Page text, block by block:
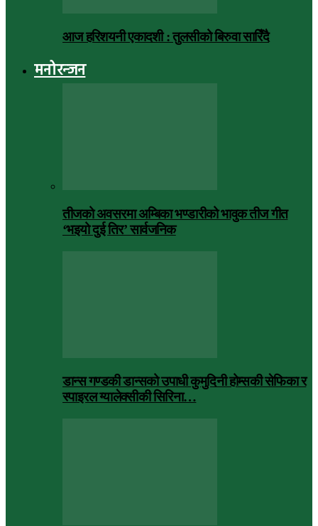
आज हरिशयनी एकादशी : तुलसीको बिरुवा सारिँदै
मनोरन्जन
तीजको अवसरमा अम्बिका भण्डारीको भावुक तीज गीत
‘भइयो दुई तिर’ सार्वजनिक
डान्स गण्डकी डान्सको उपाधी कुमुदिनी होम्सकी सेफिका र
स्पाइरल ग्यालेक्सीकी सिरिना…